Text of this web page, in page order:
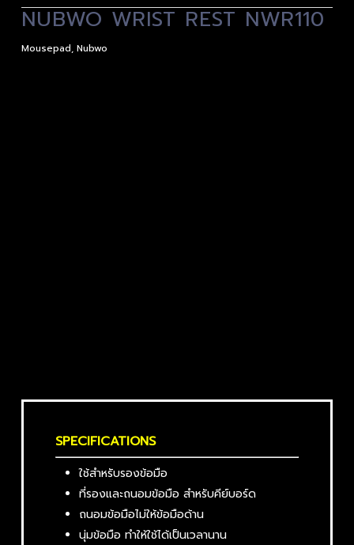
NUBWO WRIST REST NWR110
Mousepad, Nubwo
SPECIFICATIONS
ใช้สำหรับรองข้อมือ
ที่รองและถนอมข้อมือ สำหรับคีย์บอร์ด
ถนอมข้อมือไม่ให้ข้อมือด้าน
นุ่มข้อมือ ทำให้ใช้ได้เป็นเวลานาน